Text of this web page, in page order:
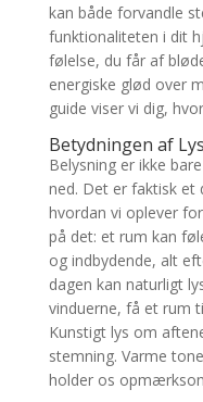
kan både forvandle
funktionaliteten i dit
følelse, du får af
energiske glød over
guide viser vi dig,
Betydningen af
Belysning er ikke
ned. Det er faktisk et
hvordan vi oplever
på det: et rum kan
og indbydende, alt
dagen kan naturligt
vinduerne, få et rum
Kunstigt lys om
stemning. Varme
holder os